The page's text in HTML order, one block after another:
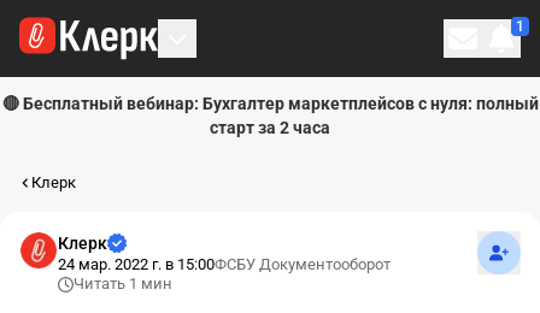
1
🔴 Бесплатный вебинар: Бухгалтер маркетплейсов с нуля: полный
старт за 2 часа
Клерк
Клерк
24 мар. 2022 г. в 15:00ФСБУ Документооборот
Читать 1 мин